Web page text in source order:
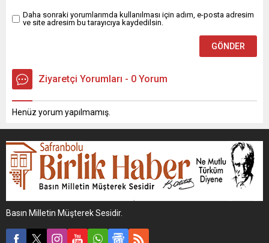
Daha sonraki yorumlarımda kullanılması için adım, e-posta adresim
ve site adresim bu tarayıcıya kaydedilsin.
Ziyaretçi Yorumları - 0 Yorum
Henüz yorum yapılmamış.
Basın Milletin Müşterek Sesidir.